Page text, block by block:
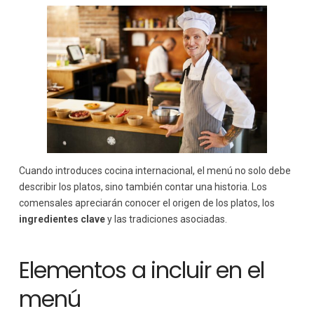
Cuando introduces cocina internacional, el menú no solo debe
describir los platos, sino también contar una historia. Los
comensales apreciarán conocer el origen de los platos, los
ingredientes clavey las tradiciones asociadas.
Elementos a incluir en el
menú